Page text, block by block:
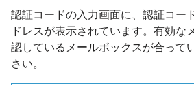
認証コードの入力画面に、認証コー
ドレスが表示されています。有効な
認しているメールボックスが合って
さい。